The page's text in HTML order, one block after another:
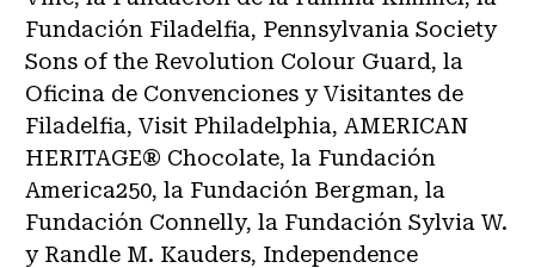
Fundación Filadelfia, Pennsylvania Society
Sons of the Revolution Colour Guard, la
Oficina de Convenciones y Visitantes de
Filadelfia, Visit Philadelphia, AMERICAN
HERITAGE® Chocolate, la Fundación
America250, la Fundación Bergman, la
Fundación Connelly, la Fundación Sylvia W.
y Randle M. Kauders, Independence